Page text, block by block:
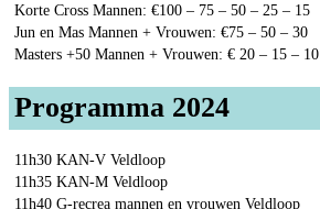
Korte Cross Mannen: €100 – 75 – 50 – 25 – 15
Jun en Mas Mannen + Vrouwen: €75 – 50 – 30
Masters +50 Mannen + Vrouwen: € 20 – 15 – 10
Programma 2024
11h30 KAN-V Veldloop
11h35 KAN-M Veldloop
11h40 G-recrea mannen en vrouwen Veldloop